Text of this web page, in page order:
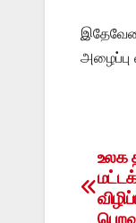
அழைப்பு
உலக